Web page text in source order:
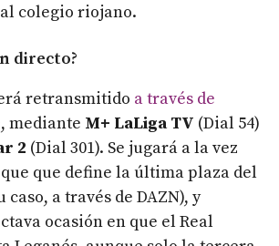
colegio riojano.
directo?
retransmitido a través de
, mediante M+ LaLiga TV (Dial 54)
2 (Dial 301). Se jugará a la vez
que define la última plaza del
caso, a través de DAZN), y
ocasión en que el Real